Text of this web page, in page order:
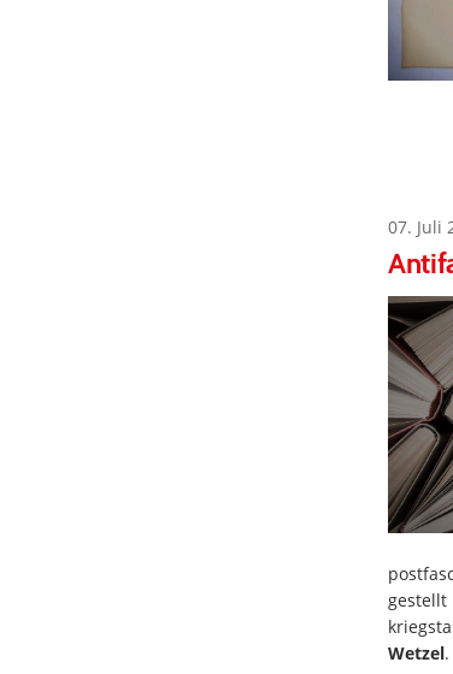
07. Juli
gestellt
Wetzel.